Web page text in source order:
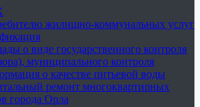
жилищно-коммунальных услуг
о виде государственного контроля
муниципального контроля
о качестве питьевой воды
ремонт многоквартирных
города Орла